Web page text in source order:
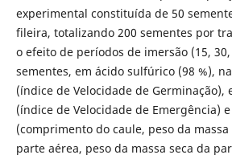
experimental constituída de 50
fileira, totalizando 200 sementes por
o efeito de períodos de imersão (15,
sementes, em ácido sulfúrico (98 %),
(índice de Velocidade de Germinação),
(índice de Velocidade de Emergência)
(comprimento do caule, peso da
parte aérea, peso da massa seca da